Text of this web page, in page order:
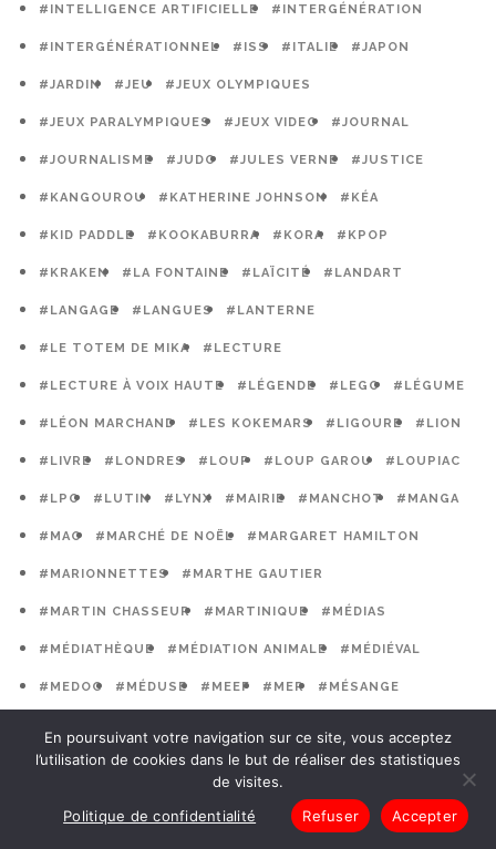
#INTELLIGENCE ARTIFICIELLE #INTERGÉNÉRATION
#INTERGÉNÉRATIONNEL #ISS #ITALIE #JAPON
#JARDIN #JEU #JEUX OLYMPIQUES
#JEUX PARALYMPIQUES #JEUX VIDEO #JOURNAL
#JOURNALISME #JUDO #JULES VERNE #JUSTICE
#KANGOUROU #KATHERINE JOHNSON #KÉA
#KID PADDLE #KOOKABURRA #KORA #KPOP
#KRAKEN #LA FONTAINE #LAÏCITÉ #LANDART
#LANGAGE #LANGUES #LANTERNE
#LE TOTEM DE MIKA #LECTURE
#LECTURE À VOIX HAUTE #LÉGENDE #LEGO #LÉGUME
#LÉON MARCHAND #LES KOKEMARS #LIGOURE #LION
#LIVRE #LONDRES #LOUP #LOUP GAROU #LOUPIAC
#LPO #LUTIN #LYNX #MAIRIE #MANCHOT #MANGA
#MAO #MARCHÉ DE NOËL #MARGARET HAMILTON
#MARIONNETTES #MARTHE GAUTIER
#MARTIN CHASSEUR #MARTINIQUE #MÉDIAS
#MÉDIATHÈQUE #MÉDIATION ANIMALE #MÉDIÉVAL
#MEDOC #MÉDUSE #MEEF #MER #MÉSANGE
#MIGRATION #MILITANTISME #MINÉRAUX
#MONSTRES
#MONUMENTS
En poursuivant votre navigation sur ce site, vous acceptez
l’utilisation de cookies dans le but de réaliser des statistiques
de visites.
Accepter
Refuser
Politique de confidentialité